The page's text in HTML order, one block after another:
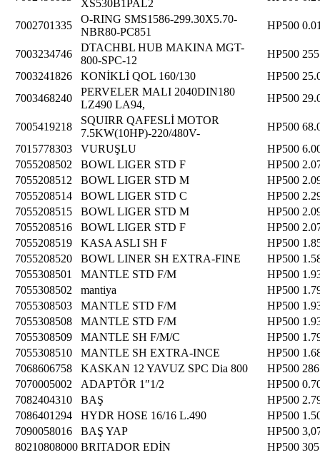
XS530B1PAL2
7002701335
O-RING SMS1586-299.30X5.70-
NBR80-PC851
HP500
7003234746
DTACHBL HUB MAKINA MGT-
800-SPC-12
HP500
7003241826
KONİKLİ QOL 160/130 HP500
7003468240
PERVELER MALI 2040DIN180
LZ490 LA94,
HP500
7005419218
SQUIRR QAFESLİ MOTOR
7.5KW(10HP)-220/480V-
HP500
7015778303
VURUŞLU HP500
7055208502
BOWL LIGER STD F HP500
7055208512
BOWL LIGER STD M HP500
7055208514
BOWL LIGER STD C HP500
7055208515
BOWL LIGER STD M HP500
7055208516
BOWL LIGER STD F HP500
7055208519
KASA ASLI SH F HP500
7055208520
BOWL LINER SH EXTRA-FINE HP500
7055308501
MANTLE STD F/M HP500
7055308502
mantiya HP500
7055308503
MANTLE STD F/M HP500
7055308508
MANTLE STD F/M HP500
7055308509
MANTLE SH F/M/C HP500
7055308510
MANTLE SH EXTRA-INCE HP500
7068606758
KASKAN 12 YAVUZ SPC Dia 800 HP500
7070005002
ADAPTÖR 1″1/2 HP500
7082404310
BAŞ HP500
7086401294
HYDR HOSE 16/16 L.490 HP500
7090058016
BAŞ YAP HP500
80210808000 BRITADOR EDİN HP500